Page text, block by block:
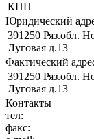
КПП
Юридический
391250 Ряз.обл.
Луговая д.13
Фактический
391250 Ряз.обл.
Луговая д.13
Контакты
тел:
факс: